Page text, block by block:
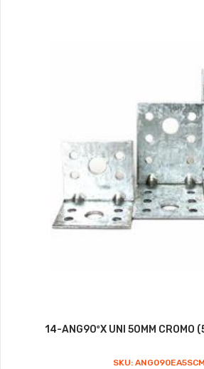
14-ANG90ºX UNI 50MM CROMO
SKU: ANG090EA5SCM